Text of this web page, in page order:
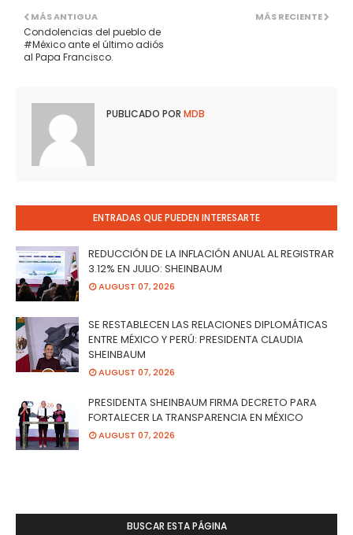
MÁS RECIENTE
MÁS ANTIGUA
Condolencias del pueblo de
#México ante el último adiós
al Papa Francisco.
PUBLICADO POR MDB
ENTRADAS QUE PUEDEN INTERESARTE
REDUCCIÓN DE LA INFLACIÓN ANUAL AL REGISTRAR
3.12% EN JULIO: SHEINBAUM
AUGUST 07, 2026
SE RESTABLECEN LAS RELACIONES DIPLOMÁTICAS
ENTRE MÉXICO Y PERÚ: PRESIDENTA CLAUDIA
SHEINBAUM
AUGUST 07, 2026
PRESIDENTA SHEINBAUM FIRMA DECRETO PARA
FORTALECER LA TRANSPARENCIA EN MÉXICO
AUGUST 07, 2026
BUSCAR ESTA PÁGINA